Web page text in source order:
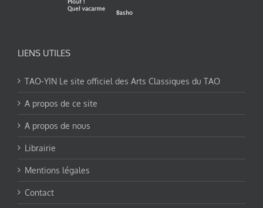
LIENS UTILES
TAO-YIN Le site officiel des Arts Classiques du TAO
A propos de ce site
A propos de nous
Librairie
Mentions légales
Contact